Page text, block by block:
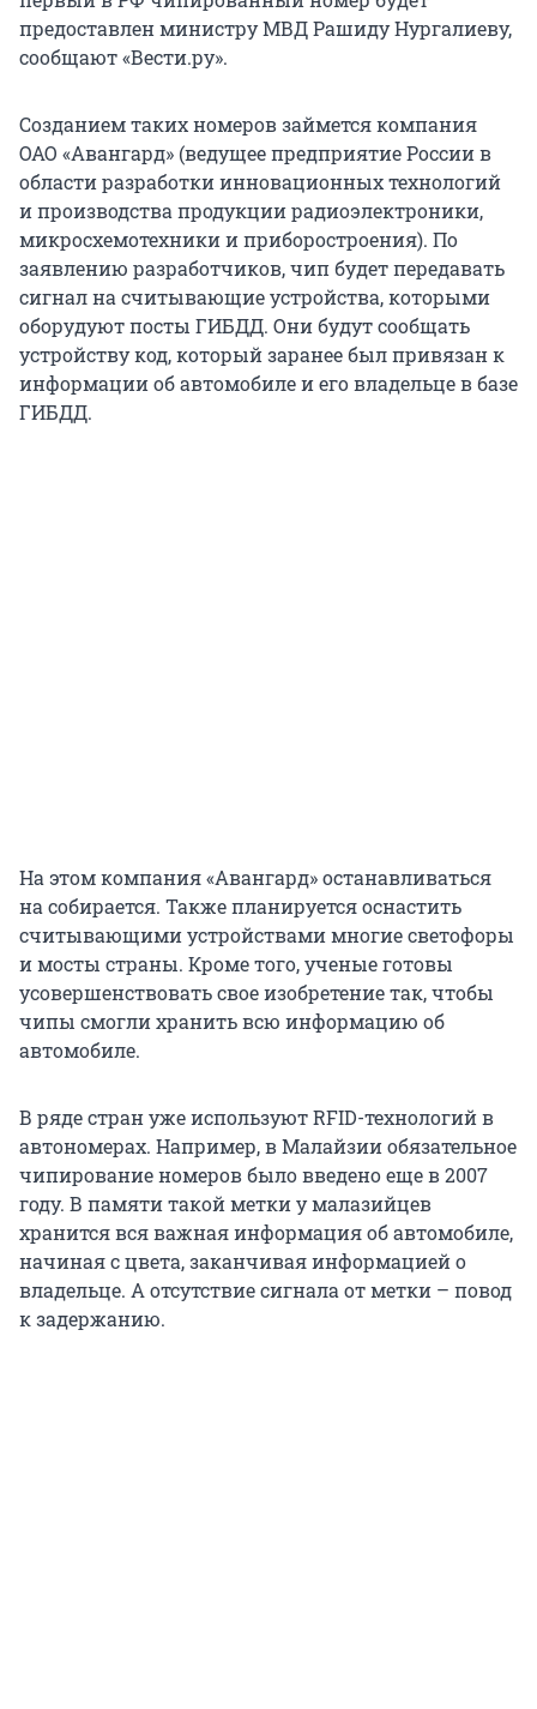
предоставлен министру МВД Рашиду Нургалиеву,
сообщают «Вести.ру».
Созданием таких номеров займется компания
ОАО «Авангард» (ведущее предприятие России в
области разработки инновационных технологий
и производства продукции радиоэлектроники,
микросхемотехники и приборостроения). По
заявлению разработчиков, чип будет передавать
сигнал на считывающие устройства, которыми
оборудуют посты ГИБДД. Они будут сообщать
устройству код, который заранее был привязан к
информации об автомобиле и его владельце в базе
ГИБДД.
На этом компания «Авангард» останавливаться
на собирается. Также планируется оснастить
считывающими устройствами многие светофоры
и мосты страны. Кроме того, ученые готовы
усовершенствовать свое изобретение так, чтобы
чипы смогли хранить всю информацию об
автомобиле.
В ряде стран уже используют RFID-технологий в
автономерах. Например, в Малайзии обязательное
чипирование номеров было введено еще в 2007
году. В памяти такой метки у малазийцев
хранится вся важная информация об автомобиле,
начиная с цвета, заканчивая информацией о
владельце. А отсутствие сигнала от метки – повод
к задержанию.